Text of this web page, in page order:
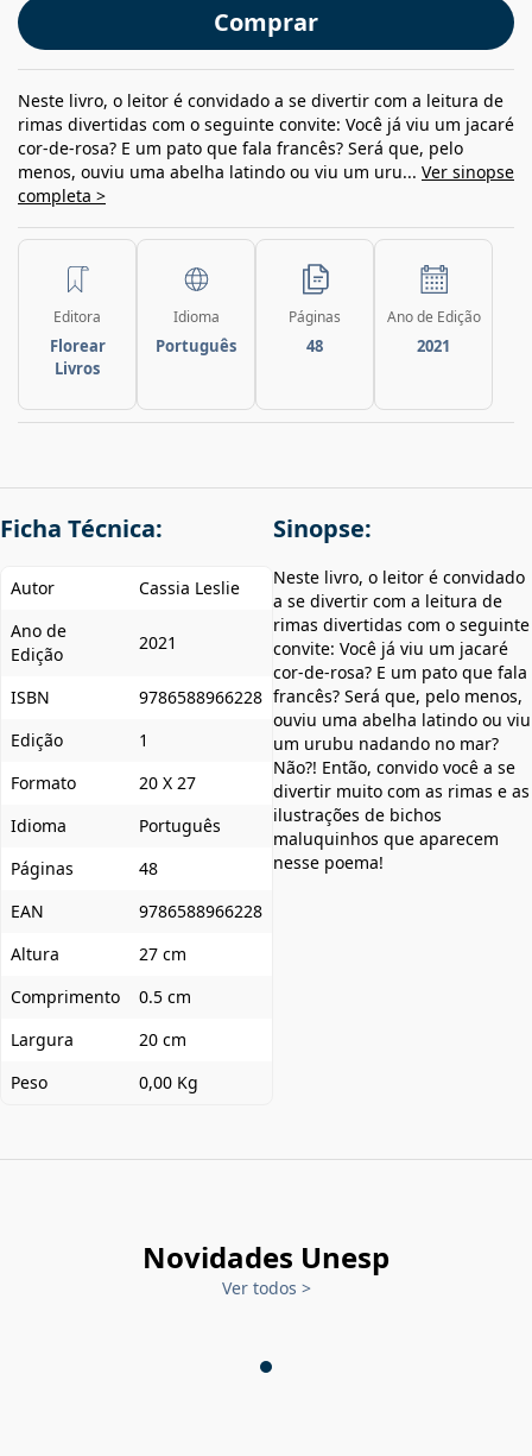
Comprar
Neste livro, o leitor é convidado a se divertir com a leitura de
rimas divertidas com o seguinte convite: Você já viu um jacaré
cor-de-rosa? E um pato que fala francês? Será que, pelo
menos, ouviu uma abelha latindo ou viu um uru... Ver sinopse
completa >
Editora
Florear
Livros
Idioma
Português
Páginas
48
Ano de Edição
2021
Ficha Técnica:
Autor
Cassia Leslie
Ano de
Edição
2021
ISBN
9786588966228
Edição
1
Formato
20 X 27
Idioma
Português
Páginas
48
EAN
9786588966228
Altura
27 cm
Comprimento
0.5 cm
Largura
20 cm
Peso
0,00 Kg
Sinopse:
Neste livro, o leitor é convidado
a se divertir com a leitura de
rimas divertidas com o seguinte
convite: Você já viu um jacaré
cor-de-rosa? E um pato que fala
francês? Será que, pelo menos,
ouviu uma abelha latindo ou viu
um urubu nadando no mar?
Não?! Então, convido você a se
divertir muito com as rimas e as
ilustrações de bichos
maluquinhos que aparecem
nesse poema!
Novidades Unesp
Ver todos >